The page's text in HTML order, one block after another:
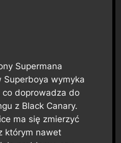
Supermana
Superboya wymyka
doprowadza do
z Black Canary.
ma się zmierzyć
którym nawet